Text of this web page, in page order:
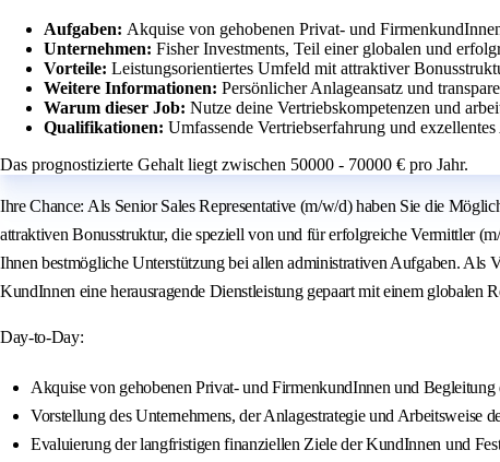
Aufgaben: Akquise von gehobenen Privat- und
Unternehmen: Fisher Investments, Teil einer globalen und
Vorteile: Leistungsorientiertes Umfeld mit attraktiver
Weitere Informationen: Persönlicher Anlageansatz und
Warum dieser Job: Nutze deine Vertriebskompetenzen und
Qualifikationen: Umfassende Vertriebserfahrung und
Das prognostizierte Gehalt liegt zwischen 50000 - 70000 € pro Jahr.
Ihre Chance: Als Senior Sales Representative (m/w/d) haben Sie die
attraktiven Bonusstruktur, die speziell von und für erfolgreiche Vermittler
Ihnen bestmögliche Unterstützung bei allen administrativen Aufgaben. Als
KundInnen eine herausragende Dienstleistung gepaart mit einem globalen
Day-to-Day:
Akquise von gehobenen Privat- und FirmenkundInnen und Begleitung
Vorstellung des Unternehmens, der Anlagestrategie und Arbeitsweise
Evaluierung der langfristigen finanziellen Ziele der KundInnen und